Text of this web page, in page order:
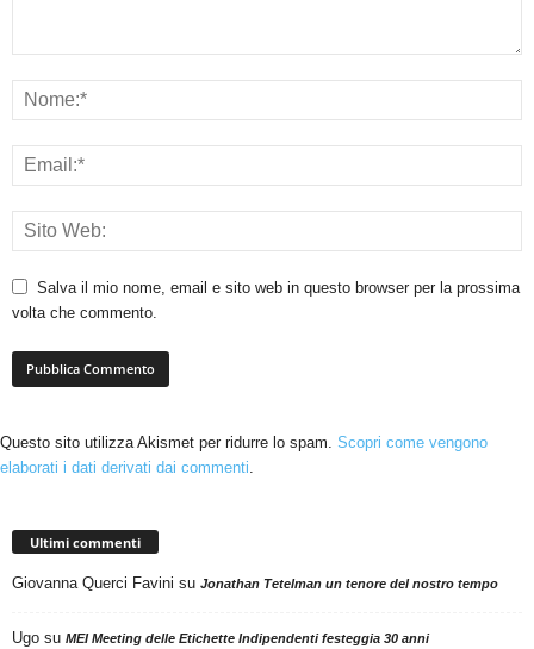
Salva il mio nome, email e sito web in questo browser per la prossima
volta che commento.
Questo sito utilizza Akismet per ridurre lo spam. Scopri come vengono
elaborati i dati derivati dai commenti.
Ultimi commenti
Giovanna Querci Favini su Jonathan Tetelman un tenore del nostro tempo
Ugo su MEI Meeting delle Etichette Indipendenti festeggia 30 anni